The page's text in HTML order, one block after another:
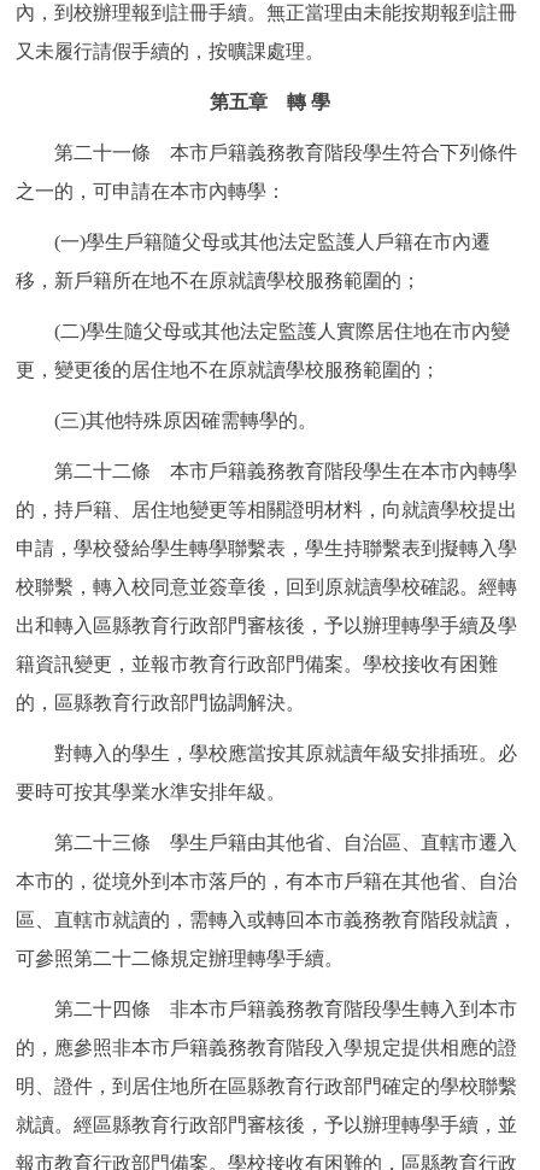
內，到校辦理報到註冊手續。無正當理由未能按期報到註冊
又未履行請假手續的，按曠課處理。
第五章 轉 學
第二十一條 本市戶籍義務教育階段學生符合下列條件
之一的，可申請在本市內轉學：
(一)學生戶籍隨父母或其他法定監護人戶籍在市內遷
移，新戶籍所在地不在原就讀學校服務範圍的；
(二)學生隨父母或其他法定監護人實際居住地在市內變
更，變更後的居住地不在原就讀學校服務範圍的；
(三)其他特殊原因確需轉學的。
第二十二條 本市戶籍義務教育階段學生在本市內轉學
的，持戶籍、居住地變更等相關證明材料，向就讀學校提出
申請，學校發給學生轉學聯繫表，學生持聯繫表到擬轉入學
校聯繫，轉入校同意並簽章後，回到原就讀學校確認。經轉
出和轉入區縣教育行政部門審核後，予以辦理轉學手續及學
籍資訊變更，並報市教育行政部門備案。學校接收有困難
的，區縣教育行政部門協調解決。
對轉入的學生，學校應當按其原就讀年級安排插班。必
要時可按其學業水準安排年級。
第二十三條 學生戶籍由其他省、自治區、直轄市遷入
本市的，從境外到本市落戶的，有本市戶籍在其他省、自治
區、直轄市就讀的，需轉入或轉回本市義務教育階段就讀，
可參照第二十二條規定辦理轉學手續。
第二十四條 非本市戶籍義務教育階段學生轉入到本市
的，應參照非本市戶籍義務教育階段入學規定提供相應的證
明、證件，到居住地所在區縣教育行政部門確定的學校聯繫
就讀。經區縣教育行政部門審核後，予以辦理轉學手續，並
報市教育行政部門備案。學校接收有困難的，區縣教育行政